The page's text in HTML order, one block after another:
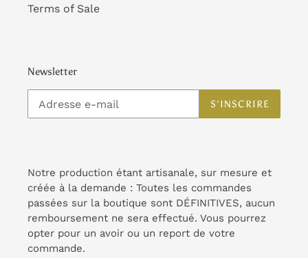
Terms of Sale
Newsletter
S'INSCRIRE
Notre production étant artisanale, sur mesure et
créée à la demande : Toutes les commandes
passées sur la boutique sont DÉFINITIVES, aucun
remboursement ne sera effectué. Vous pourrez
opter pour un avoir ou un report de votre
commande.